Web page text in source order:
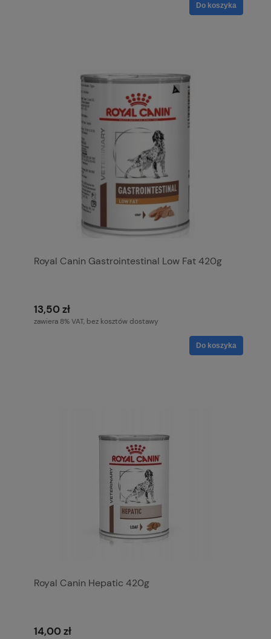
Do koszyka
Royal Canin Gastrointestinal Low Fat 420g
13,50 zł
zawiera 8% VAT, bez kosztów dostawy
Do koszyka
Royal Canin Hepatic 420g
14,00 zł